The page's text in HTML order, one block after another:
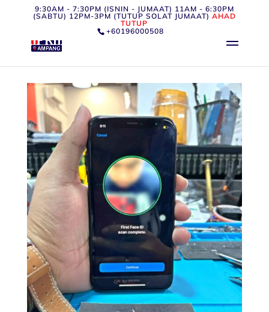
9:30AM - 7:30PM (ISNIN - JUMAAT) 11AM - 6:30PM
(SABTU) 12PM-3PM (TUTUP SOLAT JUMAAT) AHAD
TUTUP
+60196000508